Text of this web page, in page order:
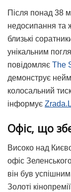
Після понад 38
недосипання та
близькі
унікальним
повідомляє The
демонструє
колосальний
інформує
Офіс, що
Високо над
офіс
він був
Золоті